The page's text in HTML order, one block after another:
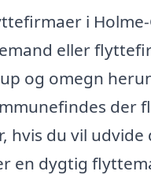
i
eller
og omegn
der
hvis du vil udvide
en dygtig